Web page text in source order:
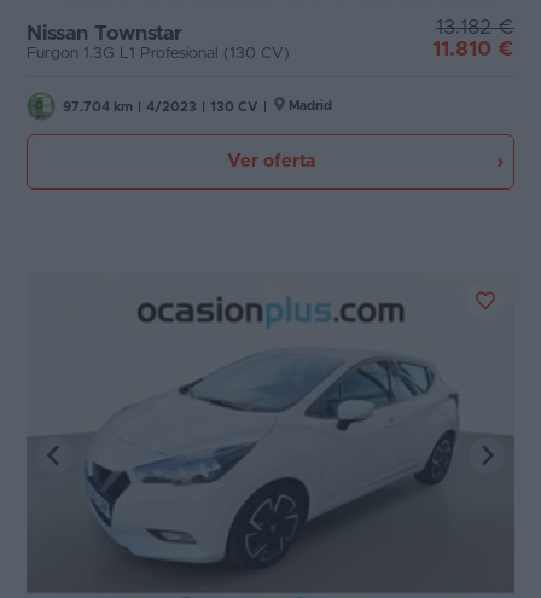
Nissan Townstar
Furgon 1.3G L1 Profesional (130 CV)
13.182 €
11.810 €
97.704 km 4/2023 130 CV Madrid
Ver oferta